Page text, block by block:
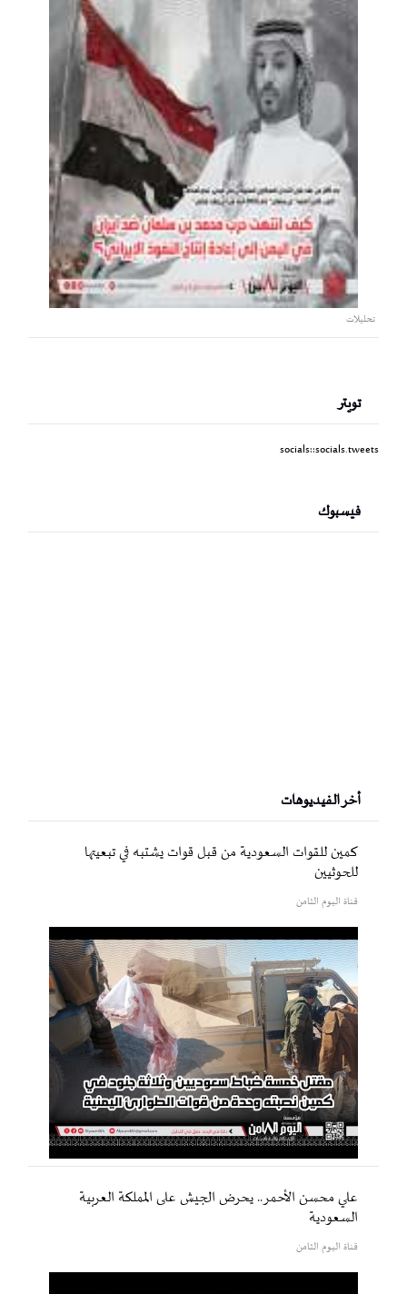
تحليلات
تويتر
socials::socials.tweets
فيسبوك
أخر الفيديوهات
كمين للقوات السعودية من قبل قوات يشتبه في تبعيتها
للحوثيين
قناة اليوم الثامن
علي محسن الأحمر.. يحرض الجيش على المملكة العربية
السعودية
قناة اليوم الثامن